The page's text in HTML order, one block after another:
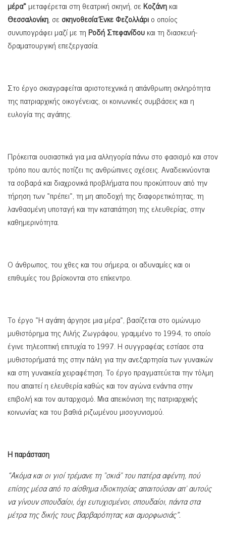
μέρα»μεταφέρεται στη θεατρική σκηνή, σε Κοζάνηκαι
Θεσσαλονίκη, σε σκηνοθεσία Ένκε Φεζολλάριο οποίος
συνυπογράφει μαζί με τη Ροδή Στεφανίδουκαι τη διασκευή-
δραματουργική επεξεργασία.
Στο έργο σκιαγραφείται αριστοτεχνικά η απάνθρωπη σκληρότητα
της πατριαρχικής οικογένειας, οι κοινωνικές συμβάσεις και η
ευλογία της αγάπης.
Πρόκειται ουσιαστικά για μια αλληγορία πάνω στο φασισμό και στον
τρόπο που αυτός ποτίζει τις ανθρώπινες σχέσεις. Αναδεικνύονται
τα σοβαρά και διαχρονικά προβλήματα που προκύπτουν από την
τήρηση των «πρέπει», τη μη αποδοχή της διαφορετικότητας, τη
λανθασμένη υποταγή και την καταπάτηση της ελευθερίας, στην
καθημερινότητα.
Ο άνθρωπος, του χθες και του σήμερα, οι αδυναμίες και οι
επιθυμίες του βρίσκονται στο επίκεντρο.
Το έργο «Η αγάπη άργησε μια μέρα», βασίζεται στο ομώνυμο
μυθιστόρημα της Λιλής Ζωγράφου, γραμμένο το 1994, το οποίο
έγινε τηλεοπτική επιτυχία το 1997. Η συγγραφέας εστίασε στα
μυθιστορήματά της στην πάλη για την ανεξαρτησία των γυναικών
και στη γυναικεία χειραφέτηση. Το έργο πραγματεύεται την τόλμη
που απαιτεί η ελευθερία καθώς και τον αγώνα ενάντια στην
επιβολή και τον αυταρχισμό. Μια απεικόνιση της πατριαρχικής
κοινωνίας και του βαθιά ριζωμένου μισογυνισμού.
Η παράσταση
«Ακόμα και οι γιοί τρέμανε τη “σκιά” του πατέρα αφέντη, πού
επίσης μέσα από το αίσθημα ιδιοκτησίας απαιτούσαν απ’ αυτούς
να γίνουν σπουδαίοι, όχι ευτυχισμένοι, σπουδαίοι, πάντα στα
μέτρα της δικής τους βαρβαρότητας και αμορφωσιάς».